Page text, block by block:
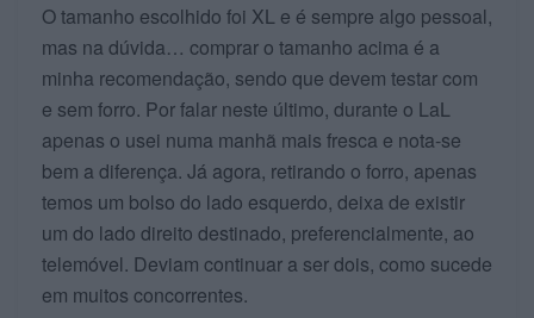
O tamanho escolhido foi XL e é sempre algo pessoal,
mas na dúvida… comprar o tamanho acima é a
minha recomendação, sendo que devem testar com
e sem forro. Por falar neste último, durante o LaL
apenas o usei numa manhã mais fresca e nota-se
bem a diferença. Já agora, retirando o forro, apenas
temos um bolso do lado esquerdo, deixa de existir
um do lado direito destinado, preferencialmente, ao
telemóvel. Deviam continuar a ser dois, como sucede
em muitos concorrentes.